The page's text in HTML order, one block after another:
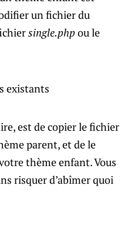
un fichier du
single.phpou le
est de copier le fichier
parent, et de le
thème enfant. Vous
risquer d’abîmer quoi